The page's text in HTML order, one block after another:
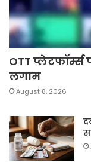
OTT
लगाम
August 8, 2026